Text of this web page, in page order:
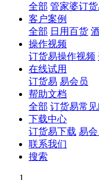
全部 管家婆订货
客户案例
全部 日用百货
操作视频
订货易操作视频
在线试用
订货易 易会员
帮助文档
全部 订货易常
下载中心
订货易下载 易
联系我们
搜索